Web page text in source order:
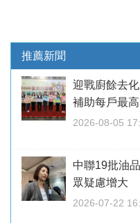
推薦新聞
迎戰廚餘去
補助每戶最
2026-08-05
中聯19批油
眾疑慮增大
2026-07-22